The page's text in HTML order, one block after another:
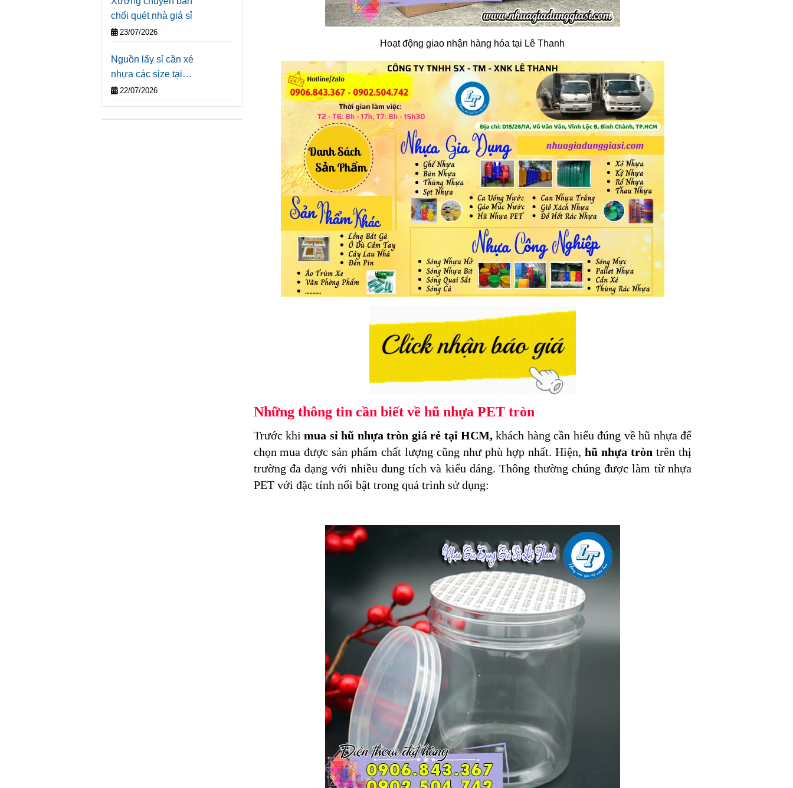
Hoạt động giao nhận hàng hóa tại Lê Thanh
Những thông tin cần biết về hũ nhựa PET tròn
Trước khimua sỉ hũ nhựa tròn giá rẻ tại HCM,khách hàng cần hiểu đúng về hũ nhựa để
chọn mua được sản phẩm chất lượng cũng như phù hợp nhất. Hiện,hũ nhựa tròn trên thị
trường đa dạng với nhiều dung tích và kiểu dáng. Thông thường chúng được làm từ nhựa
PET với đặc tính nổi bật trong quá trình sử dụng:
chổi quét nhà giá sỉ
23/07/2026
Nguồn lấy sỉ cần xé
nhựa các size tại
TPHCM
22/07/2026